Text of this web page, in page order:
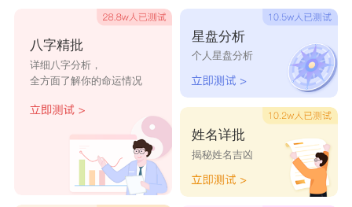
八字精批
详细八字分析，
全方面了解你的命运情况
星盘分析
个人星盘分析
姓名详批
揭秘姓名吉凶